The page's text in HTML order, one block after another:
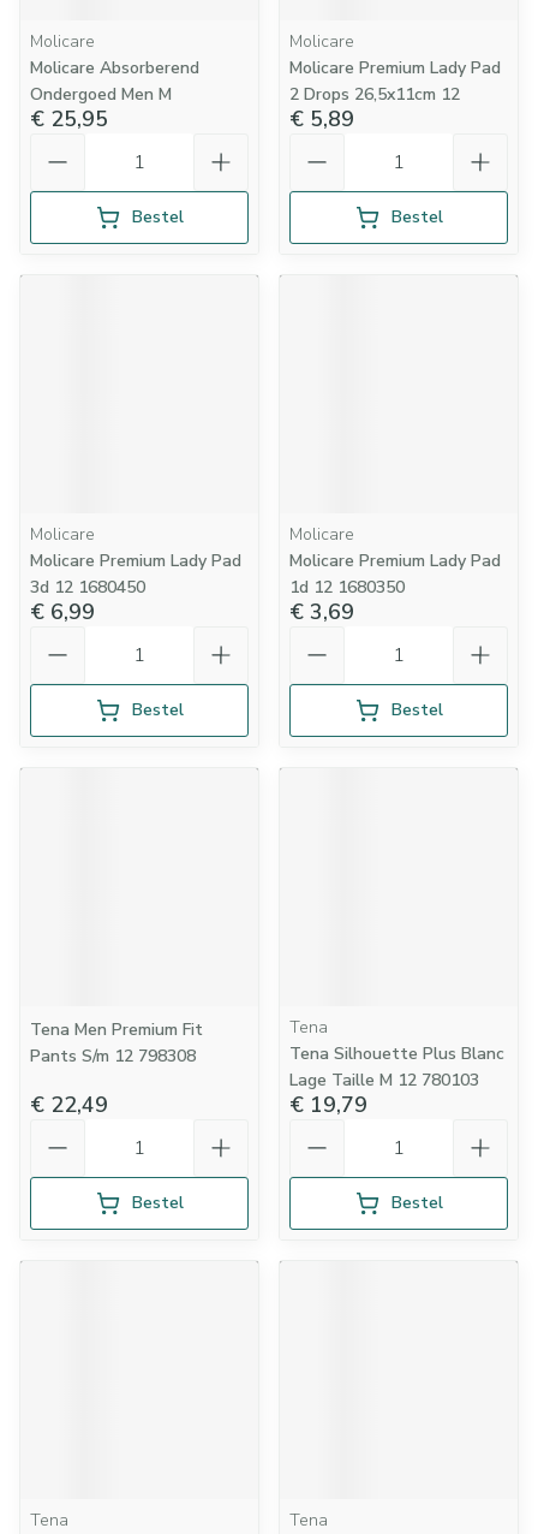
Molicare
Molicare Absorberend
Ondergoed Men M
€ 25,95
Bestel
Molicare
Molicare Premium Lady Pad
2 Drops 26,5x11cm 12
€ 5,89
Bestel
Molicare
Molicare Premium Lady Pad
3d 12 1680450
€ 6,99
Bestel
Molicare
Molicare Premium Lady Pad
1d 12 1680350
€ 3,69
Bestel
Tena Men Premium Fit
Pants S/m 12 798308
€ 22,49
Bestel
Tena
Tena Silhouette Plus Blanc
Lage Taille M 12 780103
€ 19,79
Bestel
Tena
Tena